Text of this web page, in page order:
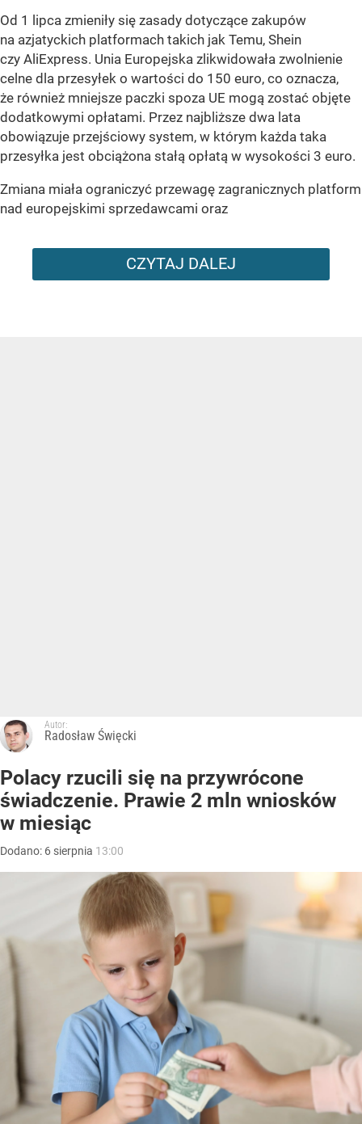
Od 1 lipca zmieniły się zasady dotyczące zakupów
na azjatyckich platformach takich jak Temu, Shein
czy AliExpress. Unia Europejska zlikwidowała zwolnienie
celne dla przesyłek o wartości do 150 euro, co oznacza,
że również mniejsze paczki spoza UE mogą zostać objęte
dodatkowymi opłatami. Przez najbliższe dwa lata
obowiązuje przejściowy system, w którym każda taka
przesyłka jest obciążona stałą opłatą w wysokości 3 euro.
Zmiana miała ograniczyć przewagę zagranicznych platform
nad europejskimi sprzedawcami oraz
CZYTAJ DALEJ
Autor:
Radosław Święcki
Polacy rzucili się na przywrócone
świadczenie. Prawie 2 mln wniosków
w miesiąc
Dodano: 6 sierpnia 13:00